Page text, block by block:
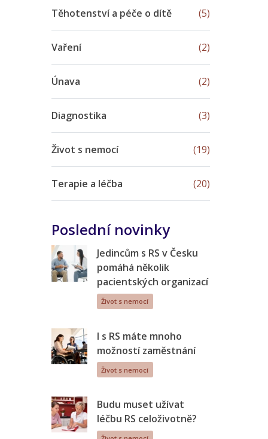
Těhotenství a péče o dítě (5)
Vaření (2)
Únava (2)
Diagnostika (3)
Život s nemocí (19)
Terapie a léčba (20)
Poslední novinky
Jedincům s RS v Česku
pomáhá několik
pacientských organizací
Život s nemocí
I s RS máte mnoho
možností zaměstnání
Život s nemocí
Budu muset užívat
léčbu RS celoživotně?